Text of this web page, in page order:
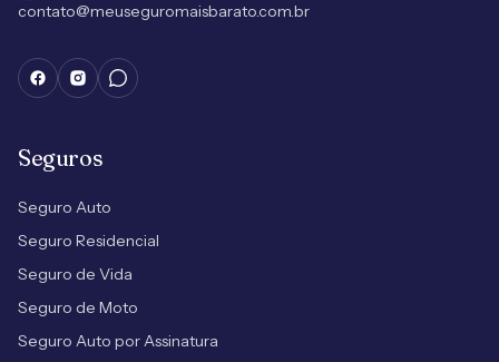
contato@meuseguromaisbarato.com.br
Seguros
Seguro Auto
Seguro Residencial
Seguro de Vida
Seguro de Moto
Seguro Auto por Assinatura